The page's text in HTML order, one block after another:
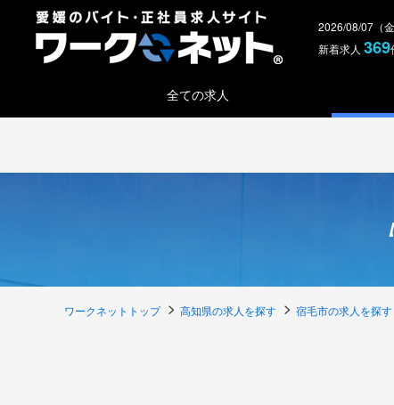
2026/08/07（
新着求人 369
全ての求人
ワークネットトップ 高知県の求人を探す 宿毛市の求人を探す